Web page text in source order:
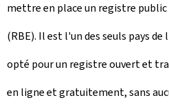
mettre en place un registre
(RBE). Il est l'un des seuls pays
opté pour un registre ouvert et
en ligne et gratuitement, sans